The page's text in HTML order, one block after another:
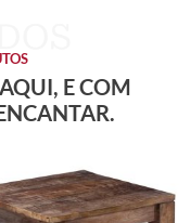
E COM